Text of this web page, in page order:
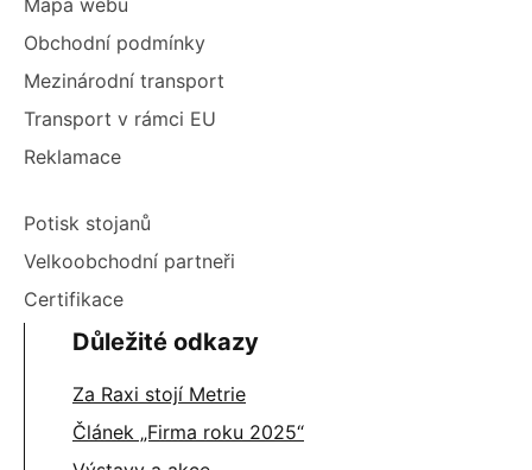
Mapa webu
Obchodní podmínky
Mezinárodní transport
Transport v rámci EU
Reklamace
Potisk stojanů
Velkoobchodní partneři
Certifikace
Důležité odkazy
Za Raxi stojí Metrie
Článek „Firma roku 2025“